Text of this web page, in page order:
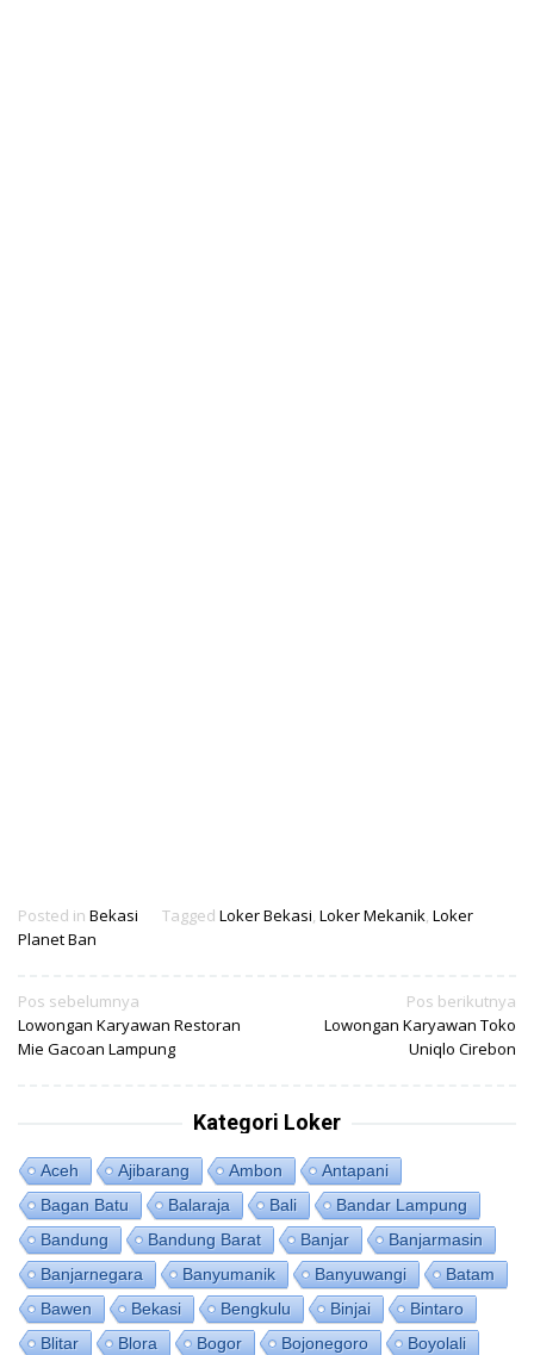
Posted in Bekasi Tagged Loker Bekasi, Loker Mekanik, Loker
Planet Ban
Navigasi
pos
Pos sebelumnya
Lowongan Karyawan Restoran
Mie Gacoan Lampung
Pos berikutnya
Lowongan Karyawan Toko
Uniqlo Cirebon
Kategori Loker
Aceh Ajibarang Ambon
Antapani
Bagan Batu
Balaraja Bali
Bandar Lampung
Bandung
Bandung Barat Banjar
Banjarmasin
Banjarnegara
Banyumanik Banyuwangi
Batam
Bawen
Bekasi Bengkulu Binjai
Bintaro
Blitar
Blora Bogor Bojonegoro
Boyolali